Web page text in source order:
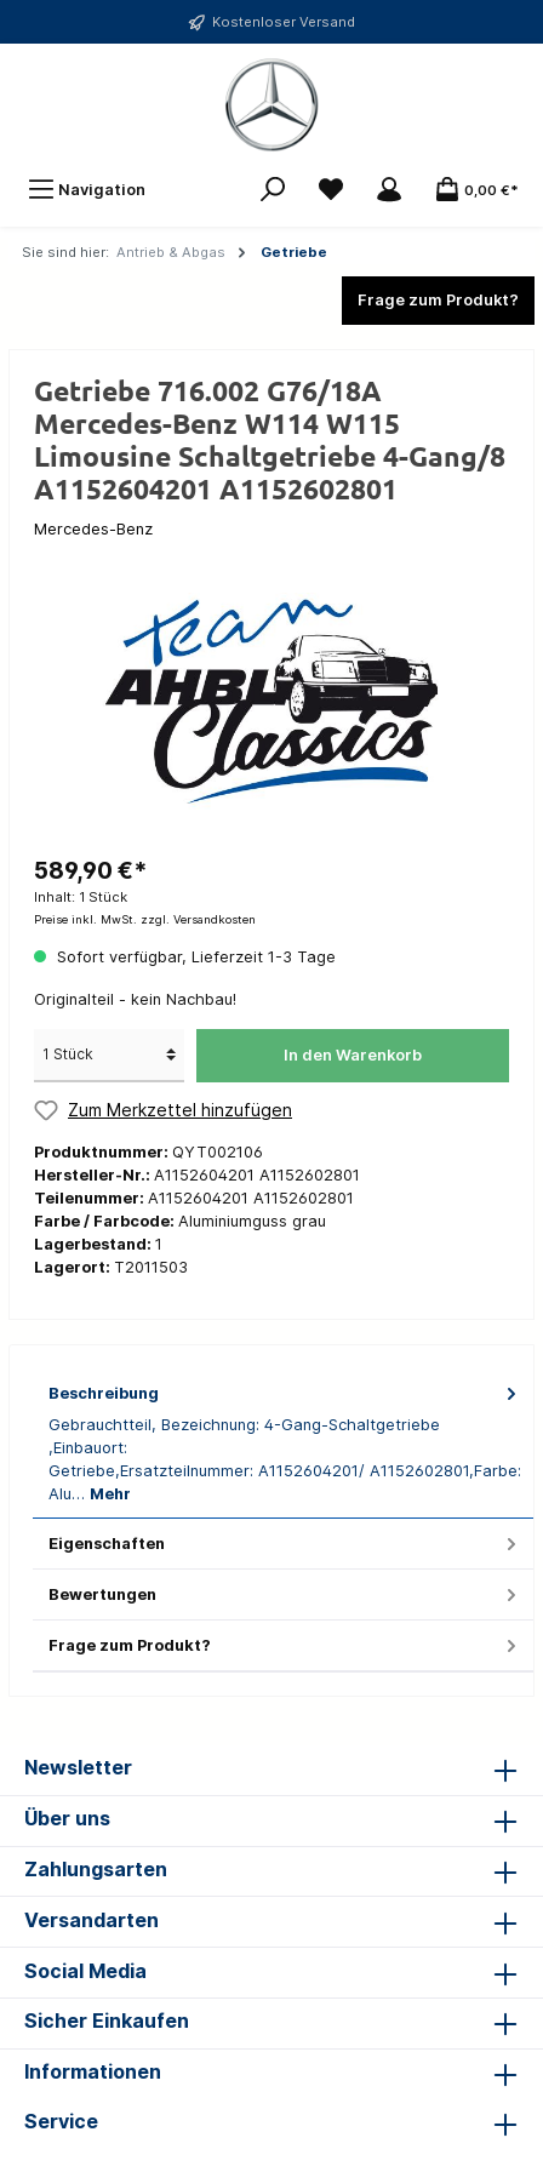
Kostenloser Versand
Navigation 0,00 €*
Sie sind hier: Antrieb & Abgas Getriebe
Frage zum Produkt?
Getriebe 716.002 G76/18A
Mercedes-Benz W114 W115
Limousine Schaltgetriebe 4-Gang/8
A1152604201 A1152602801
Mercedes-Benz
589,90 €*
Inhalt: 1 Stück
Preise inkl. MwSt. zzgl. Versandkosten
Sofort verfügbar, Lieferzeit 1-3 Tage
Originalteil - kein Nachbau!
In den Warenkorb
Zum Merkzettel hinzufügen
Produktnummer: QYT002106
Hersteller-Nr.: A1152604201 A1152602801
Teilenummer: A1152604201 A1152602801
Farbe / Farbcode: Aluminiumguss grau
Lagerbestand: 1
Lagerort: T2011503
Beschreibung
Gebrauchtteil, Bezeichnung: 4-Gang-Schaltgetriebe
,Einbauort:
Getriebe,Ersatzteilnummer: A1152604201/ A1152602801,Farbe:
Alu… Mehr
Eigenschaften
Bewertungen
Frage zum Produkt?
Newsletter
Über uns
Zahlungsarten
Versandarten
Social Media
Sicher Einkaufen
Informationen
Service